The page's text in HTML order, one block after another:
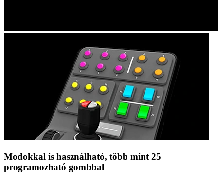
Modokkal is használható, több mint 25
programozható gombbal